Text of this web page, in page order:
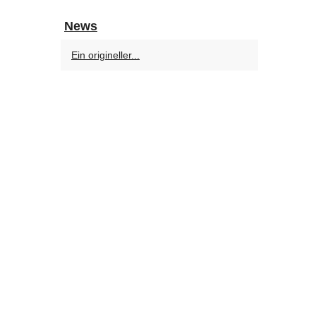
News
Ein origineller...